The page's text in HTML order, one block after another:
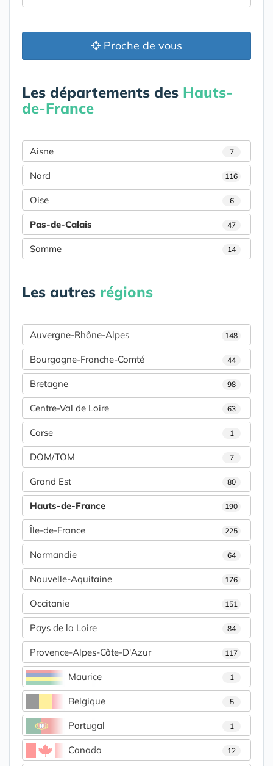
Proche de vous
Les départements des Hauts-
de-France
Aisne 7
Nord 116
Oise 6
Pas-de-Calais 47
Somme 14
Les autres régions
Auvergne-Rhône-Alpes 148
Bourgogne-Franche-Comté 44
Bretagne 98
Centre-Val de Loire 63
Corse 1
DOM/TOM 7
Grand Est 80
Hauts-de-France 190
Île-de-France 225
Normandie 64
Nouvelle-Aquitaine 176
Occitanie 151
Pays de la Loire 84
Provence-Alpes-Côte-D'Azur 117
Maurice 1
Belgique 5
Portugal 1
Canada 12